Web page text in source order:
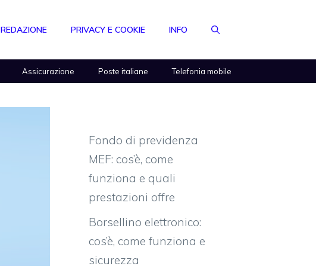
REDAZIONE PRIVACY E COOKIE INFO
Assicurazione Poste italiane Telefonia mobile
Fondo di previdenza
MEF: cos’è, come
funziona e quali
prestazioni offre
Borsellino elettronico:
cos’è, come funziona e
sicurezza